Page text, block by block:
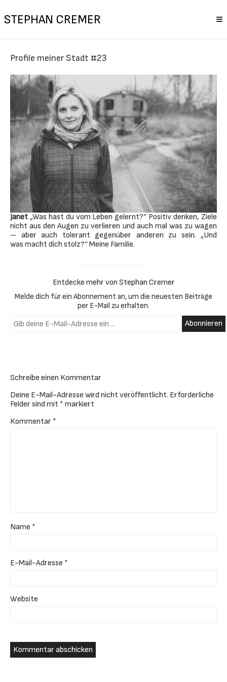
STEPHAN CREMER ≡
Profile meiner Stadt #23
Janet „Was hast du vom Leben gelernt?“ Positiv denken, Ziele
nicht aus den Augen zu verlieren und auch mal was zu wagen
– aber auch tolerant gegenüber anderen zu sein. „Und
was macht dich stolz?“ Meine Familie.
Entdecke mehr von Stephan Cremer
Melde dich für ein Abonnement an, um die neuesten Beiträge
per E-Mail zu erhalten.
Abonnieren
Schreibe einen Kommentar
Deine E-Mail-Adresse wird nicht veröffentlicht. Erforderliche
Felder sind mit * markiert
Kommentar *
Name *
E-Mail-Adresse *
Website